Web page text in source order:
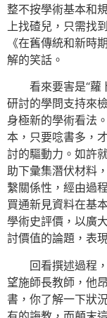
整不按學術基本和
上找碴兒，只需找
《在舊傳統和新時
解的笑話。
看來要害是“蘿
研討的學問支持來
身極新的學術看法
本，只要唸書多，
討的驅動力。如許
助下彙集潛伏材料
繫關係性，經由過
買通新見資料在基
學術史評價，以廣
討價值的論題，表
回看撰述過程
望施師長教師，他
書，你了解一下狀